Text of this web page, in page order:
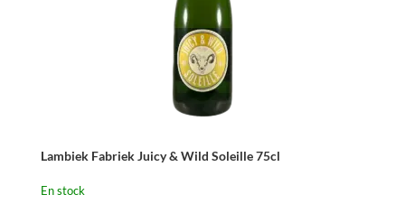
Lambiek Fabriek Juicy & Wild Soleille 75cl
En stock